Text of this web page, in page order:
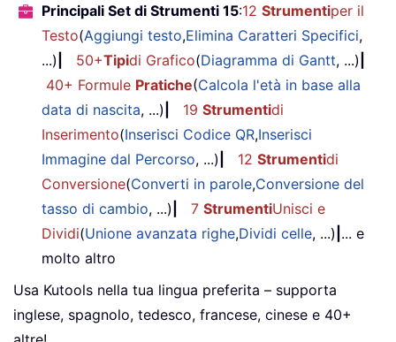
Principali Set di Strumenti 15:12 Strumentiper il
Testo(Aggiungi testo,Elimina Caratteri Specifici,
...)
50+Tipidi Grafico(Diagramma di Gantt, ...)
40+ Formule Pratiche(Calcola l'età in base alla
data di nascita, ...) 19 Strumentidi
Inserimento(Inserisci Codice QR,Inserisci
Immagine dal Percorso, ...) 12 Strumentidi
Conversione(Converti in parole,Conversione del
tasso di cambio, ...) 7 StrumentiUnisci e
Dividi(Unione avanzata righe,Dividi celle, ...) ... e
molto altro
Usa Kutools nella tua lingua preferita – supporta
inglese, spagnolo, tedesco, francese, cinese e 40+